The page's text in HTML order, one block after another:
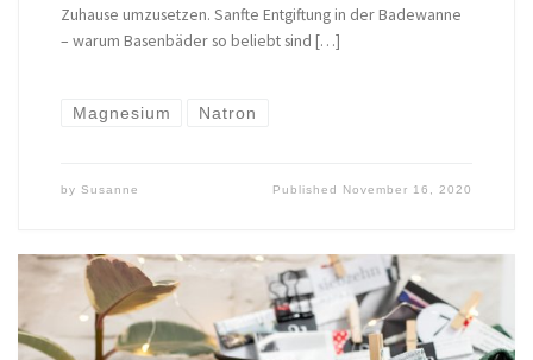
Zuhause umzusetzen. Sanfte Entgiftung in der Badewanne
– warum Basenbäder so beliebt sind […]
Magnesium Natron
by Susanne Published November 16, 2020